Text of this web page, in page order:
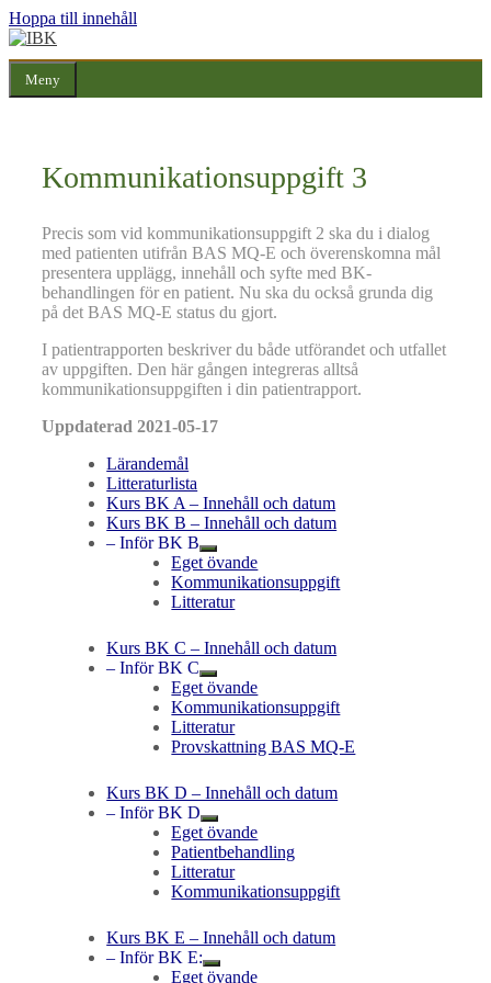
Hoppa till innehåll
Meny
Kommunikationsuppgift 3
Precis som vid kommunikationsuppgift 2 ska du i dialog
med patienten utifrån BAS MQ-E och överenskomna mål
presentera upplägg, innehåll och syfte med BK-
behandlingen för en patient. Nu ska du också grunda dig
på det BAS MQ-E status du gjort.
I patientrapporten beskriver du både utförandet och utfallet
av uppgiften. Den här gången integreras alltså
kommunikationsuppgiften i din patientrapport.
Uppdaterad 2021-05-17
Lärandemål
Litteraturlista
Kurs BK A – Innehåll och datum
Kurs BK B – Innehåll och datum
– Inför BK B
Eget övande
Kommunikationsuppgift
Litteratur
Kurs BK C – Innehåll och datum
– Inför BK C
Eget övande
Kommunikationsuppgift
Litteratur
Provskattning BAS MQ-E
Kurs BK D – Innehåll och datum
– Inför BK D
Eget övande
Patientbehandling
Litteratur
Kommunikationsuppgift
Kurs BK E – Innehåll och datum
– Inför BK E:
Eget övande